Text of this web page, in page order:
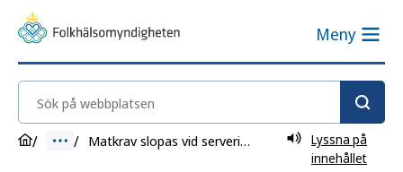
Meny
Sök på webbplatsen
Matkrav slopas vid servering av alkohol
Lyssna på
innehållet